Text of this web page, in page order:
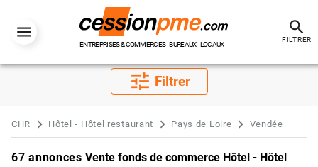
ENTREPRISES & COMMERCES - BUREAUX - LOCAUX
search
FILTRER
tune Filtrer
CHR Hôtel - Hôtel restaurant Pays de Loire Vendée
67 annoncesVente fonds de commerce Hôtel - Hôtel